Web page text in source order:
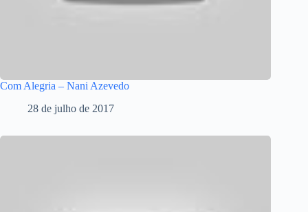
Com Alegria – Nani Azevedo
28 de julho de 2017